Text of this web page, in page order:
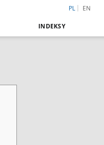
PL EN
INDEKSY